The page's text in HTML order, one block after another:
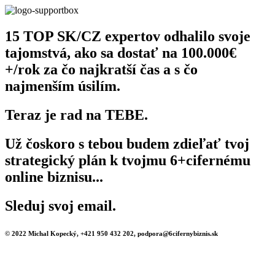
15 TOP SK/CZ expertov odhalilo svoje
tajomstvá, ako sa dostať na 100.000€
+/rok za čo najkratší čas a s čo
najmenším úsilím.
Teraz je rad na TEBE.
Už čoskoro s tebou budem zdieľať tvoj
strategický plán k tvojmu 6+cifernému
online biznisu...
Sleduj svoj email.
© 2022 Michal Kopecký, +421 950 432 202, podpora@6cifernybiznis.sk